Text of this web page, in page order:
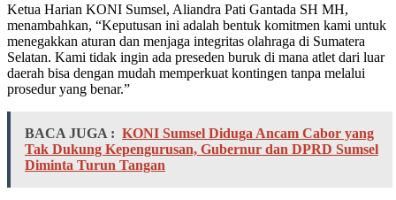
Ketua Harian KONI Sumsel, Aliandra Pati Gantada SH MH,
menambahkan, “Keputusan ini adalah bentuk komitmen kami untuk
menegakkan aturan dan menjaga integritas olahraga di Sumatera
Selatan. Kami tidak ingin ada preseden buruk di mana atlet dari luar
daerah bisa dengan mudah memperkuat kontingen tanpa melalui
prosedur yang benar.”
BACA JUGA : KONI Sumsel Diduga Ancam Cabor yang
Tak Dukung Kepengurusan, Gubernur dan DPRD Sumsel
Diminta Turun Tangan